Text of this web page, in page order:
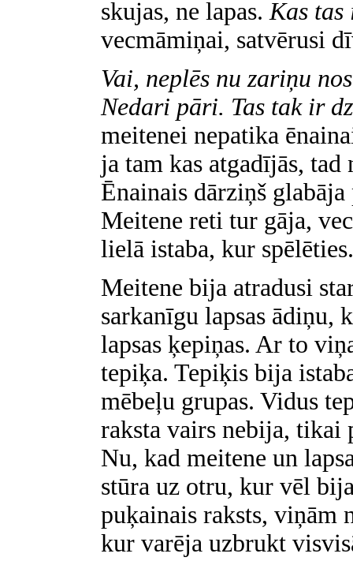
skujas, ne lapas.Kas tas
vecmāmiņai, satvērusi
Vai, neplēs nu zariņu
Nedari pāri. Tas tak ir
meitenei nepatika
ja tam kas atgadījās,
Ēnainais dārziņš glabāja
Meitene reti tur gāja,
lielā istaba, kur spēlēties.
Meitene bija atradusi
sarkanīgu lapsas ādiņu,
lapsas ķepiņas. Ar to
tepiķa. Tepiķis bija
mēbeļu grupas. Vidus
raksta vairs nebija, tikai
Nu, kad meitene un
stūra uz otru, kur vēl
puķainais raksts, viņām
kur varēja uzbrukt